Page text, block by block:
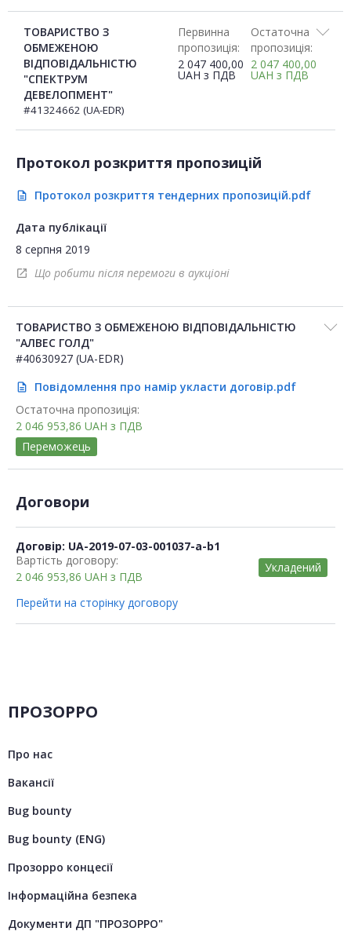
ТОВАРИСТВО З
ОБМЕЖЕНОЮ
ВІДПОВІДАЛЬНІСТЮ
"СПЕКТРУМ
ДЕВЕЛОПМЕНТ"
#41324662 (UA-EDR)
Первинна
пропозиція:
2 047 400,00
UAH з ПДВ
Остаточна
пропозиція:
2 047 400,00
UAH з ПДВ
Протокол розкриття пропозицій
description Протокол розкриття тендерних пропозицій.pdf
Дата публікації
8 серпня 2019
open_in_new Що робити після перемоги в аукціоні
ТОВАРИСТВО З ОБМЕЖЕНОЮ ВІДПОВІДАЛЬНІСТЮ
"АЛВЕС ГОЛД"
#40630927 (UA-EDR)
description
Повідомлення про намір укласти договір.pdf
Остаточна пропозиція:
2 046 953,86 UAH з ПДВ
Переможець
Договори
Договір: UA-2019-07-03-001037-a-b1
Вартість договору:
2 046 953,86 UAH з ПДВ
Укладений
Перейти на сторінку договору
ПРОЗОРРО
Про нас
Вакансії
Bug bounty
Bug bounty (ENG)
Прозорро концесії
Інформаційна безпека
Документи ДП "ПРОЗОРРО"